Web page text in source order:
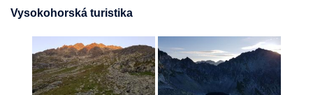
Vysokohorská turistika